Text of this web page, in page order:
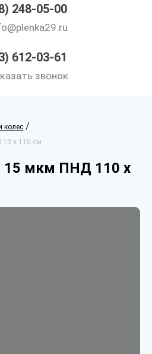
248-05-00
612-03-61
звонок
колес /
х 110 см
15 мкм ПНД 110 х